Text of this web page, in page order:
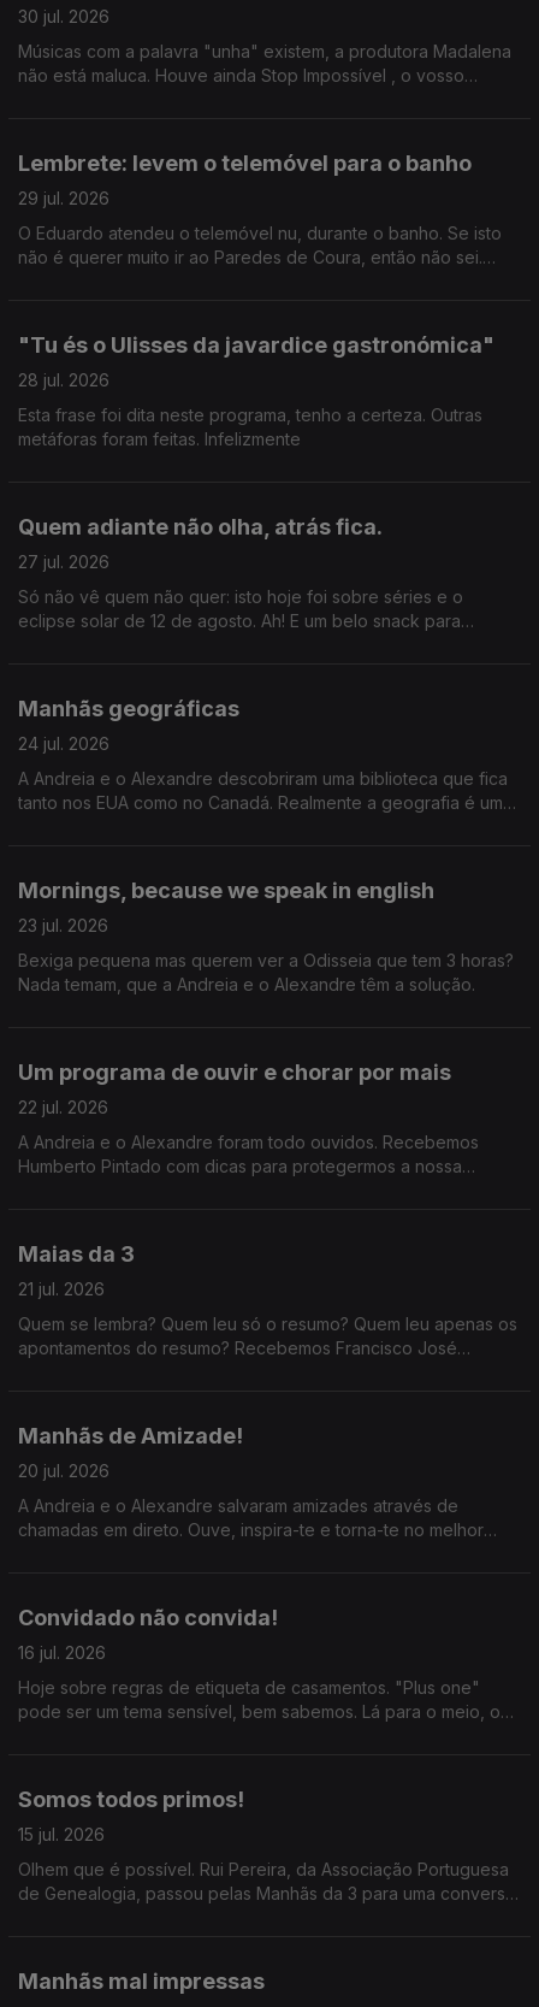
30 jul. 2026
Músicas com a palavra "unha" existem, a produtora Madalena
não está maluca. Houve ainda Stop Impossível , o vosso
Lembrete: levem o telemóvel para o banho
29 jul. 2026
O Eduardo atendeu o telemóvel nu, durante o banho. Se isto
não é querer muito ir ao Paredes de Coura, então não sei.
"Tu és o Ulisses da javardice gastronómica"
28 jul. 2026
Esta frase foi dita neste programa, tenho a certeza. Outras
metáforas foram feitas. Infelizmente
Quem adiante não olha, atrás fica.
27 jul. 2026
Só não vê quem não quer: isto hoje foi sobre séries e o
eclipse solar de 12 de agosto. Ah! E um belo snack para
Manhãs geográficas
24 jul. 2026
A Andreia e o Alexandre descobriram uma biblioteca que fica
tanto nos EUA como no Canadá. Realmente a geografia é uma
Mornings, because we speak in english
23 jul. 2026
Bexiga pequena mas querem ver a Odisseia que tem 3 horas?
Nada temam, que a Andreia e o Alexandre têm a solução.
Um programa de ouvir e chorar por mais
22 jul. 2026
A Andreia e o Alexandre foram todo ouvidos. Recebemos
Humberto Pintado com dicas para protegermos a nossa
Maias da 3
21 jul. 2026
Quem se lembra? Quem leu só o resumo? Quem leu apenas os
apontamentos do resumo? Recebemos Francisco José
Manhãs de Amizade!
20 jul. 2026
A Andreia e o Alexandre salvaram amizades através de
chamadas em direto. Ouve, inspira-te e torna-te no melhor
Convidado não convida!
16 jul. 2026
Hoje sobre regras de etiqueta de casamentos. "Plus one"
pode ser um tema sensível, bem sabemos. Lá para o meio, o
Somos todos primos!
15 jul. 2026
Olhem que é possível. Rui Pereira, da Associação Portuguesa
de Genealogia, passou pelas Manhãs da 3 para uma conversa
Manhãs mal impressas